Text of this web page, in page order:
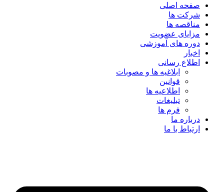
صفحه اصلی
شرکت ها
مناقصه ها
مزایای عضویت
دوره های آموزشی
اخبار
اطلاع رسانی
ابلاغیه ها و مصوبات
قوانین
اطلاعیه ها
تبلیغات
فرم ها
درباره ما
ارتباط با ما